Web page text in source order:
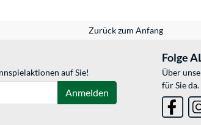
Zurück zum Anfang
auf Sie!
Anmelden
Folge
Über
für Sie da.